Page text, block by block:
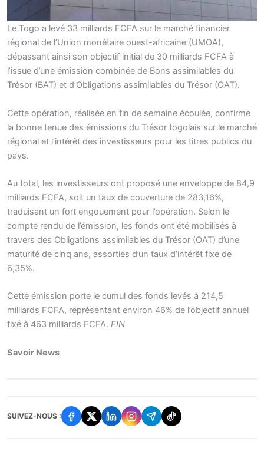
Le Togo a levé 33 milliards FCFA sur le marché financier
régional de l’Union monétaire ouest-africaine (UMOA),
dépassant ainsi son objectif initial de 30 milliards FCFA à
l’issue d’une émission combinée de Bons assimilables du
Trésor (BAT) et d’Obligations assimilables du Trésor (OAT).
Cette opération, réalisée en fin de semaine écoulée, confirme
la bonne tenue des émissions du Trésor togolais sur le marché
régional et l’intérêt des investisseurs pour les titres publics du
pays.
Au total, les investisseurs ont proposé une enveloppe de 84,9
milliards FCFA, soit un taux de couverture de 283,16%,
traduisant un fort engouement pour l’opération. Selon le
compte rendu de l’émission, les fonds ont été mobilisés à
travers des Obligations assimilables du Trésor (OAT) d’une
maturité de cinq ans, assorties d’un taux d’intérêt fixe de
6,35%.
Cette émission porte le cumul des fonds levés à 214,5
milliards FCFA, représentant environ 46% de l’objectif annuel
fixé à 463 milliards FCFA. FIN
Savoir News
SUIVEZ-NOUS :